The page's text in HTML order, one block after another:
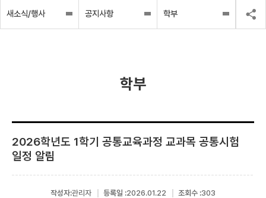
새소식/행사 공지사항 학부
학부
2026학년도 1학기 공통교육과정 교과목 공통시험
일정 알림
작성자:관리자 등록일 :2026.01.22 조회수 :303